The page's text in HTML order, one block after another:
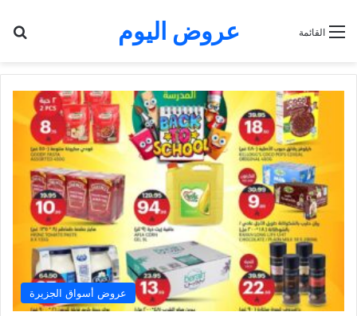
عروض اليوم القائمة
عروض أسواق الجزيرة